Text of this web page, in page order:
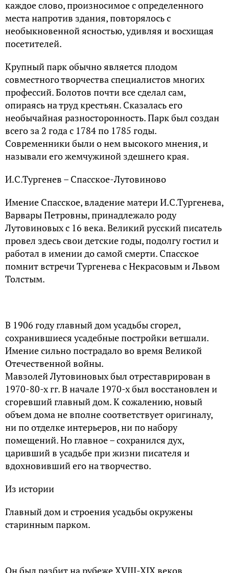
каждое слово, произносимое с определенного
места напротив здания, повторялось с
необыкновенной ясностью, удивляя и восхищая
посетителей.
Крупный парк обычно является плодом
совместного творчества специалистов многих
профессий. Болотов почти все сделал сам,
опираясь на труд крестьян. Сказалась его
необычайная разносторонность. Парк был создан
всего за 2 года с 1784 по 1785 годы.
Современники были о нем высокого мнения, и
называли его жемчужиной здешнего края.
И.С.Тургенев – Спасское-Лутовиново
Имение Спасское, владение матери И.С.Тургенева,
Варвары Петровны, принадлежало роду
Лутовиновых с 16 века. Великий русский писатель
провел здесь свои детские годы, подолгу гостил и
работал в имении до самой смерти. Спасское
помнит встречи Тургенева с Некрасовым и Львом
Толстым.
В 1906 году главный дом усадьбы сгорел,
сохранившиеся усадебные постройки ветшали.
Имение сильно пострадало во время Великой
Отечественной войны.
Мавзолей Лутовиновых был отреставрирован в
1970-80-х гг. В начале 1970-х был восстановлен и
сгоревший главный дом. К сожалению, новый
объем дома не вполне соответствует оригиналу,
ни по отделке интерьеров, ни по набору
помещений. Но главное – сохранился дух,
царивший в усадьбе при жизни писателя и
вдохновивший его на творчество.
Из истории
Главный дом и строения усадьбы окружены
старинным парком.
Он был разбит на рубеже XVIII-XIX веков